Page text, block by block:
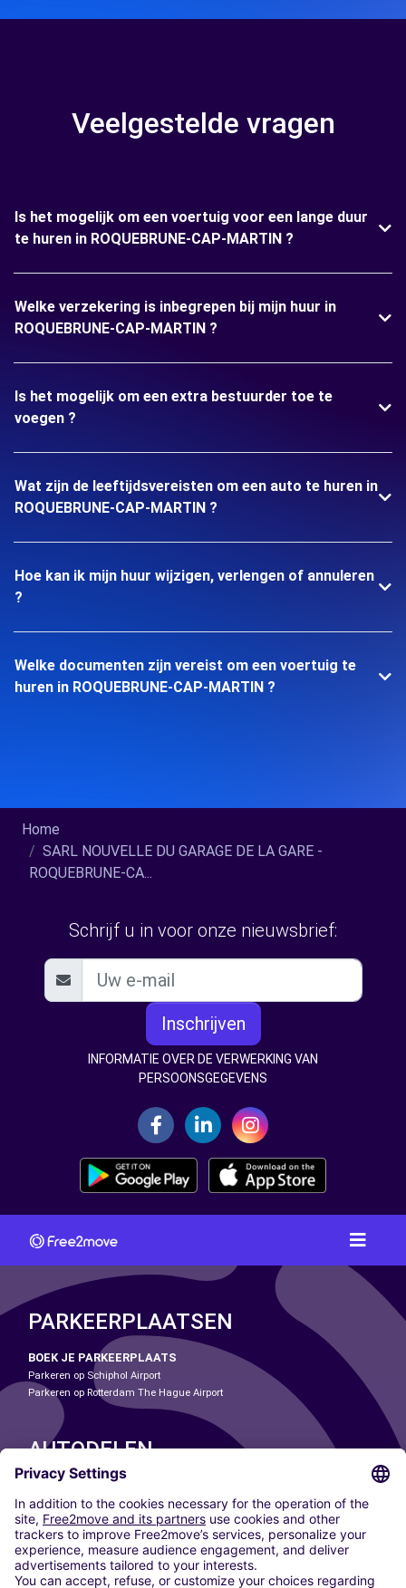
Veelgestelde vragen
Is het mogelijk om een voertuig voor een lange duur
te huren in ROQUEBRUNE-CAP-MARTIN ?
Welke verzekering is inbegrepen bij mijn huur in
ROQUEBRUNE-CAP-MARTIN ?
Is het mogelijk om een extra bestuurder toe te
voegen ?
Wat zijn de leeftijdsvereisten om een auto te huren in
ROQUEBRUNE-CAP-MARTIN ?
Hoe kan ik mijn huur wijzigen, verlengen of annuleren
?
Welke documenten zijn vereist om een voertuig te
huren in ROQUEBRUNE-CAP-MARTIN ?
Home
SARL NOUVELLE DU GARAGE DE LA GARE -
ROQUEBRUNE-CA...
Schrijf u in voor onze nieuwsbrief:
Inschrijven
INFORMATIE OVER DE VERWERKING VAN
PERSOONSGEGEVENS
PARKEERPLAATSEN
BOEK JE PARKEERPLAATS
Parkeren op Schiphol Airport
Parkeren op Rotterdam The Hague Airport
AUTODELEN
ONZE STEDEN
Paris
Madrid
Washington DC
Milaan
Rome